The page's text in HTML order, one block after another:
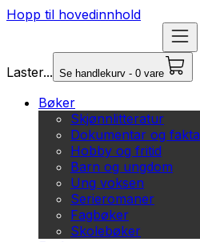
Hopp til hovedinnhold
Laster... Se handlekurv - 0 vare
Bøker
Skjønnlitteratur
Dokumentar og fakta
Hobby og fritid
Barn og ungdom
Ung voksen
Serieromaner
Fagbøker
Skolebøker